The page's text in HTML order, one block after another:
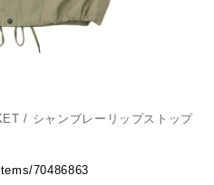
/ シャンブレーリップストップ
70486863